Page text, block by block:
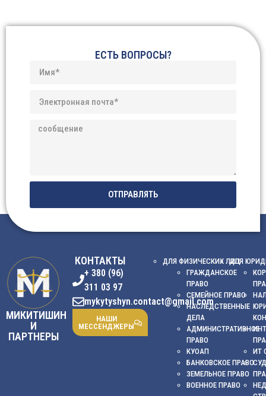
ЕСТЬ ВОПРОСЫ?
ОТПРАВЛЯТЬ
МИКИТИШИН
И
ПАРТНЕРЫ
КОНТАКТЫ
+ 380 (96)
311 03 97
mykytyshyn.contact@gmail.com
НАШИ
МЕССЕНДЖЕРЫ
ДЛЯ ФИЗИЧЕСКИХ ЛИЦ
ГРАЖДАНСКОЕ
ПРАВО
СЕМЕЙНОЕ ПРАВО
НАСЛЕДСТВЕННЫЕ
ДЕЛА
АДМИНИСТРАТИВНОЕ
ПРАВО
КУОАП
БАНКОВСКОЕ ПРАВО
ЗЕМЕЛЬНОЕ ПРАВО
ВОЕННОЕ ПРАВО
ДЛЯ
ИТ